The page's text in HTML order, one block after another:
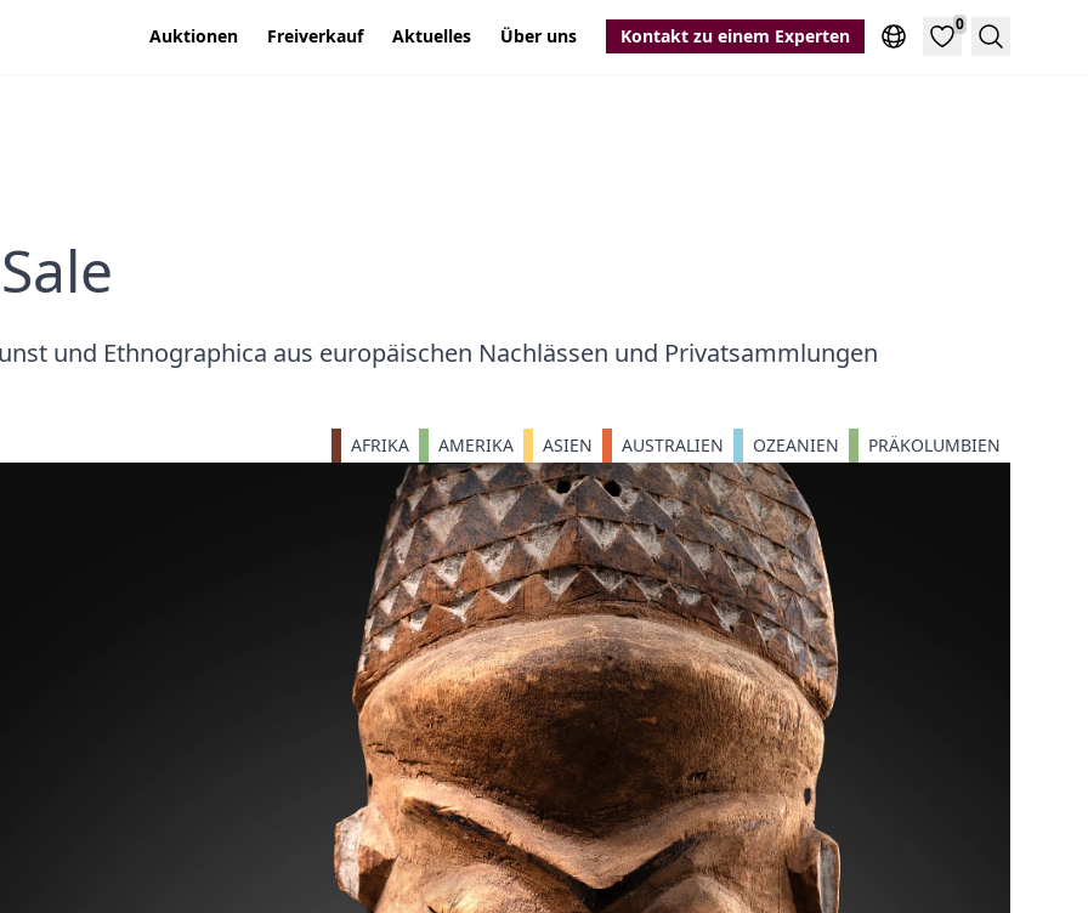
Auktionen Freiverkauf Aktuelles Über uns Kontakt zu einem Experten
0
Suche
und Ethnographica aus europäischen Nachlässen und Privatsammlungen
AFRIKA AMERIKA ASIEN AUSTRALIEN OZEANIEN PRÄKOLUMBIEN